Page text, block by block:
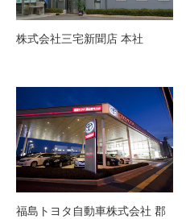
株式会社三宅新聞店 本社
福島トヨタ自動車株式会社 郡